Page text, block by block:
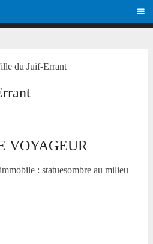
du Juif-Errant
VOYAGEUR
: statuesombre au milieu